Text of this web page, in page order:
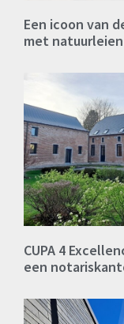
Een icoon van
met natuurleien
CUPA 4
een